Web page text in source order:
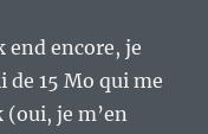
end encore, je
15 Mo qui me
je m’en